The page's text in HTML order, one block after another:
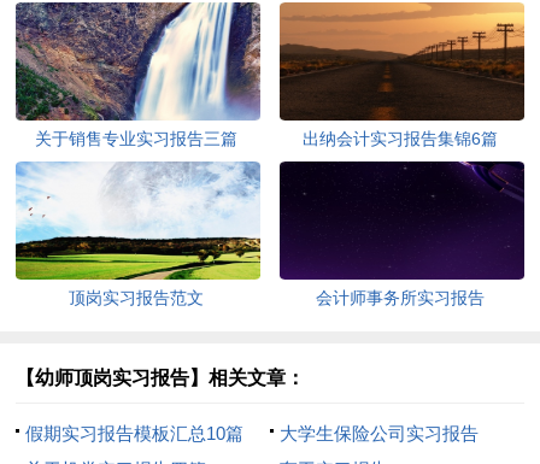
关于销售专业实习报告三篇 出纳会计实习报告集锦6篇
顶岗实习报告范文 会计师事务所实习报告
【幼师顶岗实习报告】相关文章：
假期实习报告模板汇总10篇
大学生保险公司实习报告